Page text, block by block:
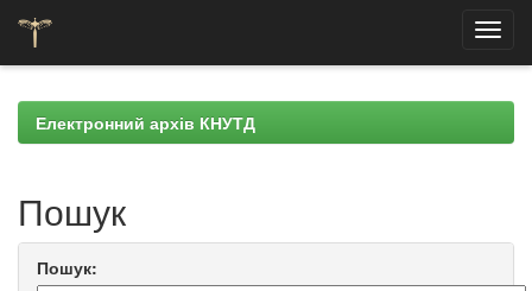
navigationЕлектронний архів КНУТД
Пошук
Пошук: